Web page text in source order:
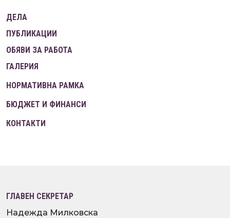
ДЕЛА
ПУБЛИКАЦИИ
ОБЯВИ ЗА РАБОТА
ГАЛЕРИЯ
НОРМАТИВНА РАМКА
БЮДЖЕТ И ФИНАНСИ
КОНТАКТИ
ГЛАВЕН СЕКРЕТАР
Надежда Милковска